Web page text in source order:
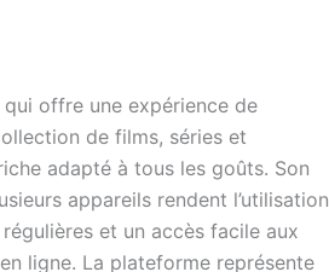
offre une expérience de
de films, séries et
adapté à tous les goûts. Son
appareils rendent l’utilisation
et un accès facile aux
ligne. La plateforme représente